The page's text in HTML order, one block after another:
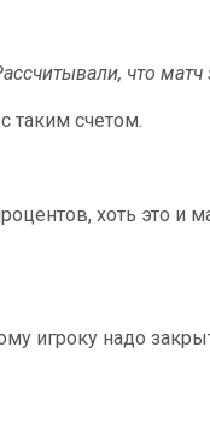
что матч
таким счетом.
хоть это и
игроку надо